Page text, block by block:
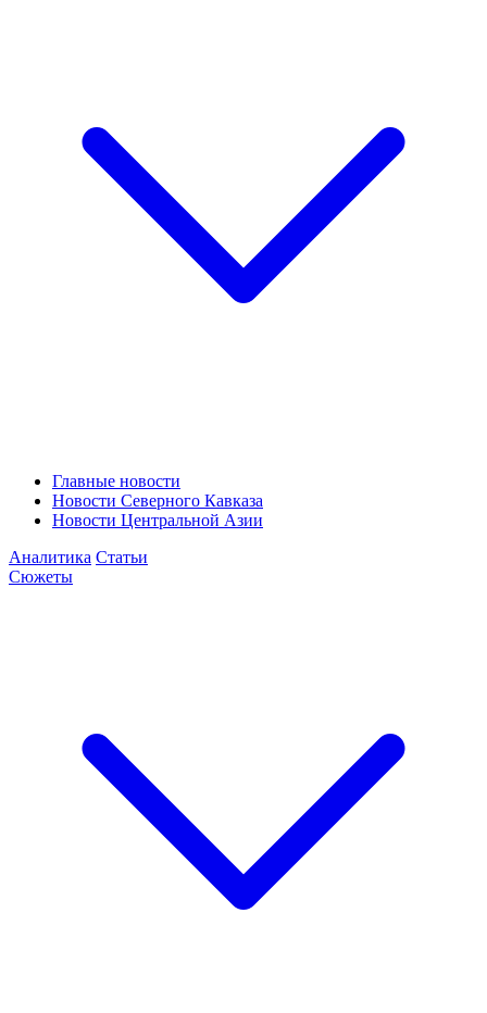
Главные новости
Новости Северного Кавказа
Новости Центральной Азии
Аналитика Статьи
Сюжеты